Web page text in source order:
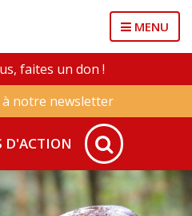
MENU
faites un don !
notre newsletter
D'ACTION